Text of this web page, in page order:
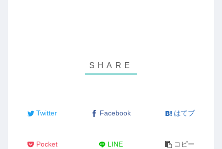
Twitter Facebook はてブ
Pocket LINE コピー